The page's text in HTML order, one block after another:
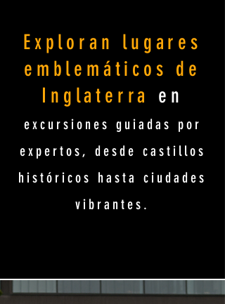
Exploran lugares
emblemáticos de
Inglaterra
en
excursiones guiadas por
expertos, desde castillos
históricos hasta ciudades
vibrantes.